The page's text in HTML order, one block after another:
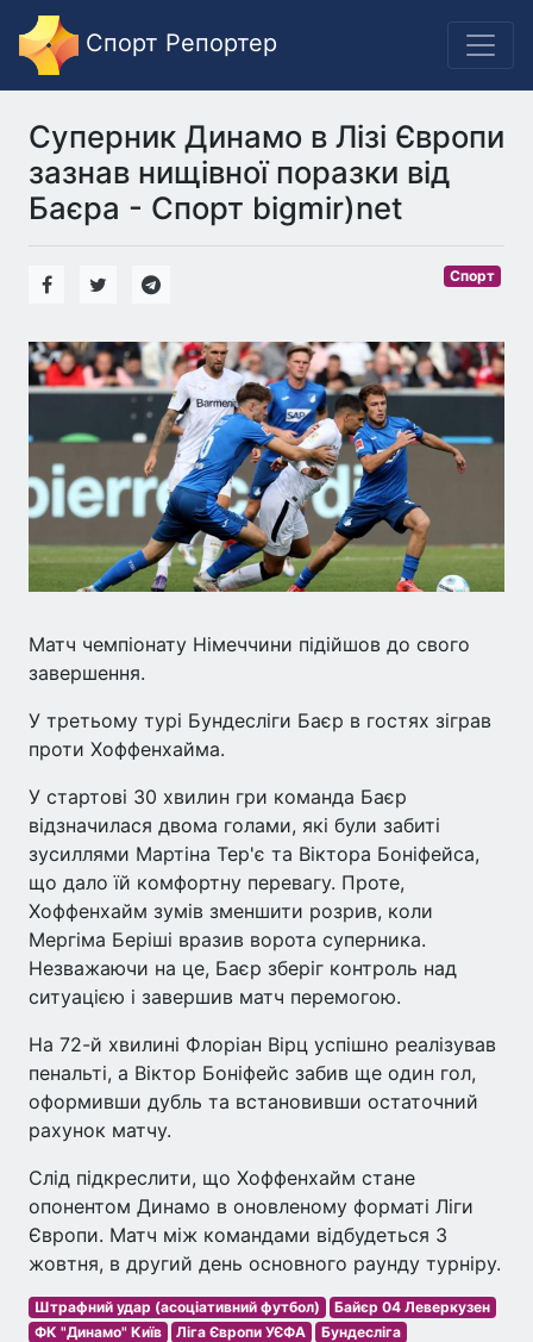
Спорт Репортер
Суперник Динамо в Лізі Європи
зазнав нищівної поразки від
Баєра - Спорт bigmir)net
Спорт
Матч чемпіонату Німеччини підійшов до свого
завершення.
У третьому турі Бундесліги Баєр в гостях зіграв
проти Хоффенхайма.
У стартові 30 хвилин гри команда Баєр
відзначилася двома голами, які були забиті
зусиллями Мартіна Тер'є та Віктора Боніфейса,
що дало їй комфортну перевагу. Проте,
Хоффенхайм зумів зменшити розрив, коли
Мергіма Беріші вразив ворота суперника.
Незважаючи на це, Баєр зберіг контроль над
ситуацією і завершив матч перемогою.
На 72-й хвилині Флоріан Вірц успішно реалізував
пенальті, а Віктор Боніфейс забив ще один гол,
оформивши дубль та встановивши остаточний
рахунок матчу.
Слід підкреслити, що Хоффенхайм стане
опонентом Динамо в оновленому форматі Ліги
Європи. Матч між командами відбудеться 3
жовтня, в другий день основного раунду турніру.
Штрафний удар (асоціативний футбол)
Байєр 04 Леверкузен
ФК "Динамо" Київ
Ліга Європи УЄФА
Бундесліга